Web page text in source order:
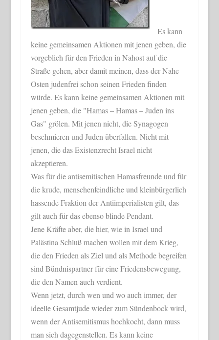
Es kann
keine gemeinsamen Aktionen mit jenen geben, die
vorgeblich für den Frieden in Nahost auf die
Straße gehen, aber damit meinen, dass der Nahe
Osten judenfrei schon seinen Frieden finden
würde. Es kann keine gemeinsamen Aktionen mit
jenen geben, die "Hamas – Hamas – Juden ins
Gas" grölen. Mit jenen nicht, die Synagogen
beschmieren und Juden überfallen. Nicht mit
jenen, die das Existenzrecht Israel nicht
akzeptieren.
Was für die antisemitischen Hamasfreunde und für
die krude, menschenfeindliche und kleinbürgerlich
hassende Fraktion der Antiimperialisten gilt, das
gilt auch für das ebenso blinde Pendant.
Jene Kräfte aber, die hier, wie in Israel und
Palästina Schluß machen wollen mit dem Krieg,
die den Frieden als Ziel und als Methode begreifen
sind Bündnispartner für eine Friedensbewegung,
die den Namen auch verdient.
Wenn jetzt, durch wen und wo auch immer, der
ideelle Gesamtjude wieder zum Sündenbock wird,
wenn der Antisemitismus hochkocht, dann muss
man sich dagegenstellen. Es kann keine